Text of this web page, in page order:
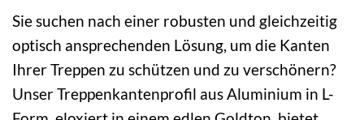
Sie suchen nach einer robusten und gleichzeitig
optisch ansprechenden Lösung, um die Kanten
Ihrer Treppen zu schützen und zu verschönern?
Unser Treppenkantenprofil aus Aluminium in L-